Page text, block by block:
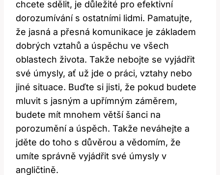
chcete sdělit, je důležité pro efektivní
dorozumívání s ostatními lidmi. Pamatujte,
že jasná a přesná komunikace je základem
dobrých vztahů a úspěchu ve všech
oblastech života. Takže nebojte se vyjádřit
své úmysly, ať už jde o práci, vztahy nebo
jiné situace. Buďte si jisti, že pokud budete
mluvit s jasným a upřímným záměrem,
budete mít mnohem větší šanci na
porozumění a úspěch. Takže neváhejte a
jděte do toho s důvěrou a vědomím, že
umíte správně vyjádřit své úmysly v
angličtině.